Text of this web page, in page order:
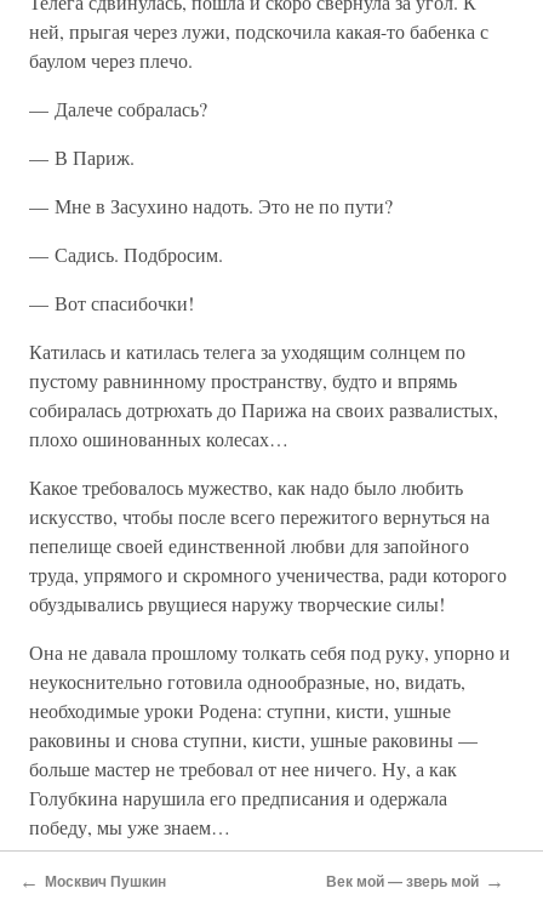
ней, прыгая через лужи, подскочила какая-то бабенка с
баулом через плечо.
— Далече собралась?
— В Париж.
— Мне в Засухино надоть. Это не по пути?
— Садись. Подбросим.
— Вот спасибочки!
Катилась и катилась телега за уходящим солнцем по
пустому равнинному пространству, будто и впрямь
собиралась дотрюхать до Парижа на своих развалистых,
плохо ошинованных колесах…
Какое требовалось мужество, как надо было любить
искусство, чтобы после всего пережитого вернуться на
пепелище своей единственной любви для запойного
труда, упрямого и скромного ученичества, ради которого
обуздывались рвущиеся наружу творческие силы!
Она не давала прошлому толкать себя под руку, упорно и
неукоснительно готовила однообразные, но, видать,
необходимые уроки Родена: ступни, кисти, ушные
раковины и снова ступни, кисти, ушные раковины —
больше мастер не требовал от нее ничего. Ну, а как
Голубкина нарушила его предписания и одержала
победу, мы уже знаем…
Но оказалось, что Анна Семеновна еще не все взяла у
← Москвич Пушкин Век мой — зверь мой →